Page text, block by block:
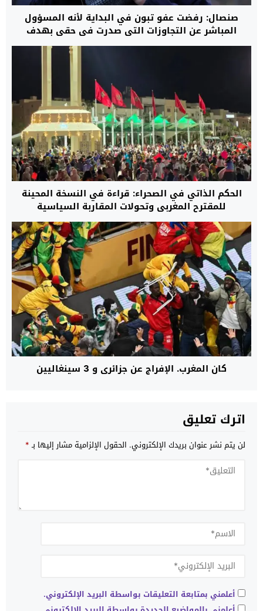
صنصال: رفضت عفو تبون في البداية لأنه المسؤول
المباشر عن التجاوزات التي صدرت في حقي بهدف
إسكات صوتي
الحكم الذاتي في الصحراء: قراءة في النسخة المحينة
للمقترح المغربي وتحولات المقاربة السياسية
كان المغرب. الإفراج عن جزائري و 3 سينغاليين
اترك تعليق
لن يتم نشر عنوان بريدك الإلكتروني. الحقول الإلزامية مشار إليها بـ*
أعلمني بمتابعة التعليقات بواسطة البريد الإلكتروني.